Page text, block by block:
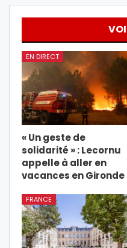
EN DIRECT
« Un geste de
solidarité » : Lecornu
appelle à aller en
vacances en Gironde
FRANCE